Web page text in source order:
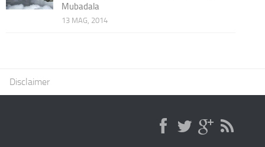
Mubadala
13 MAG, 2014
Disclaimer